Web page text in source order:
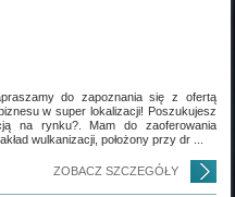
do zapoznania się z ofertą
w super lokalizacji! Poszukujesz
na rynku?. Mam do zaoferowania
wulkanizacji, położony przy dr ...
ZOBACZ SZCZEGÓŁY